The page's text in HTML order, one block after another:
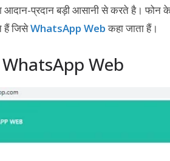
प्रदान बड़ी आसानी से करते है। फोन
हैं जिसेWhatsApp Webकहा जाता हैं।
WhatsApp Web